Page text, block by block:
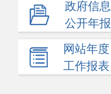
政府信息
公开年报
网站年度
工作报表